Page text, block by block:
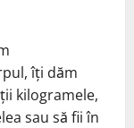
îți dăm
kilogramele,
sau să fii în